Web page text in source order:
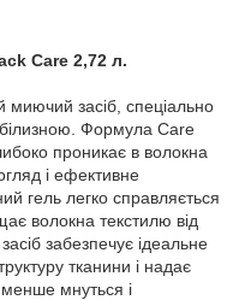
Care 2,72 л.
миючий засіб, спеціально
Формула Care
проникає в волокна
і ефективне
гель легко справляється
волокна текстилю від
забезпечує ідеальне
тканини і надає
менше мнуться і